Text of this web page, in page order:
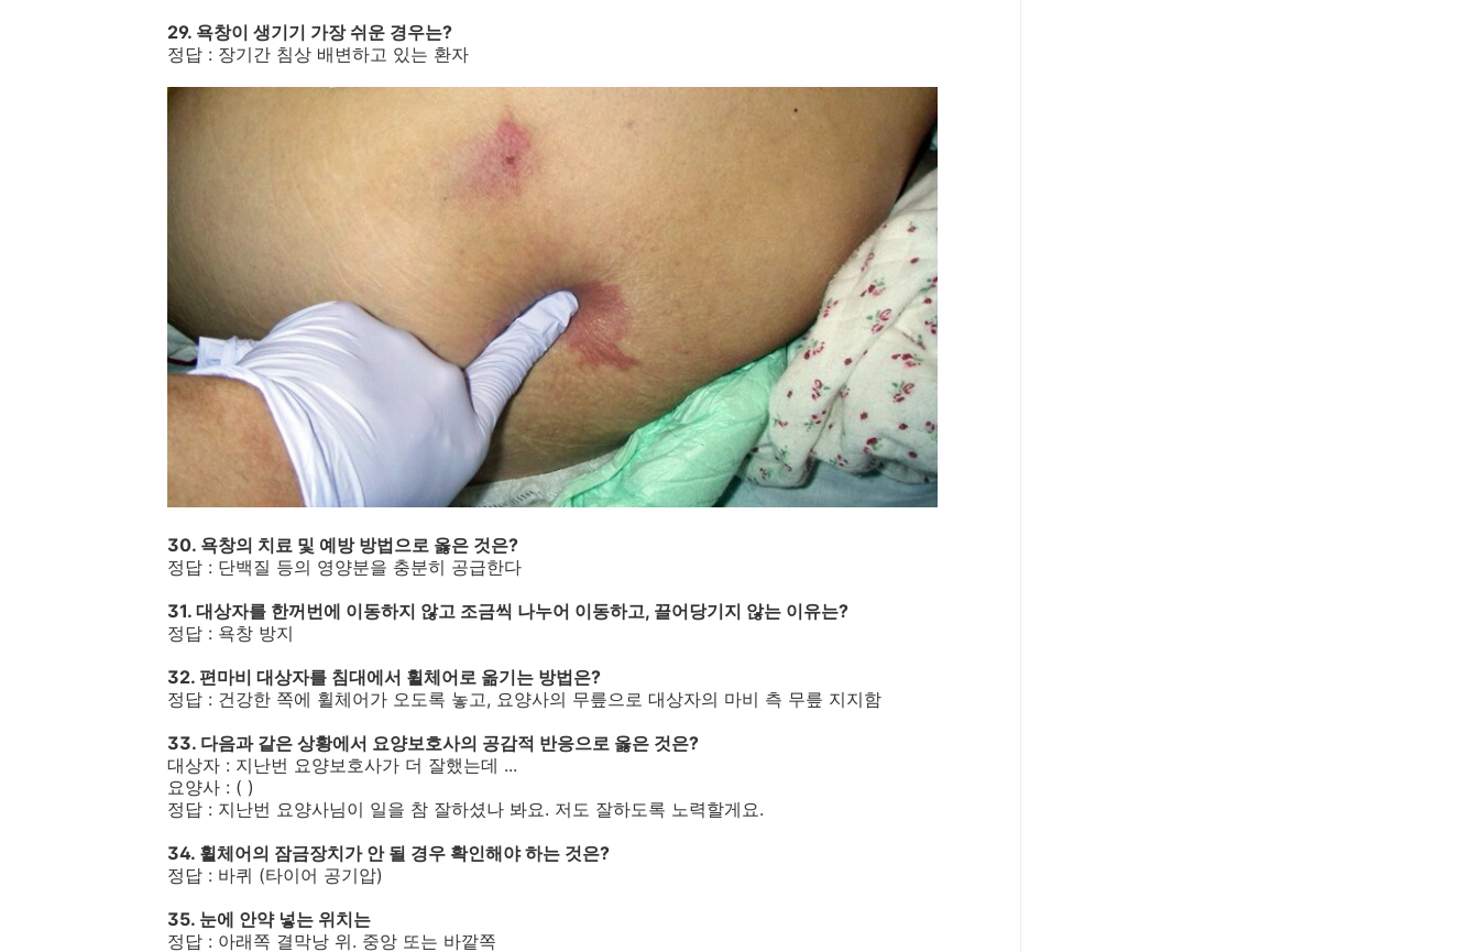
29. 욕창이 생기기 가장 쉬운 경우는?
정답 : 장기간 침상 배변하고 있는 환자
30. 욕창의 치료 및 예방 방법으로 옳은 것은?
정답 : 단백질 등의 영양분을 충분히 공급한다
31. 대상자를 한꺼번에 이동하지 않고 조금씩 나누어 이동하고, 끌어당기지 않는 이유는?
정답 : 욕창 방지
32. 편마비 대상자를 침대에서 휠체어로 옮기는 방법은?
정답 : 건강한 쪽에 휠체어가 오도록 놓고, 요양사의 무릎으로 대상자의 마비 측 무릎 지지함
33. 다음과 같은 상황에서 요양보호사의 공감적 반응으로 옳은 것은?
대상자 : 지난번 요양보호사가 더 잘했는데 ...
요양사 : ( )
정답 : 지난번 요양사님이 일을 참 잘하셨나 봐요. 저도 잘하도록 노력할게요.
34. 휠체어의 잠금장치가 안 될 경우 확인해야 하는 것은?
정답 : 바퀴 (타이어 공기압)
35. 눈에 안약 넣는 위치는
정답 : 아래쪽 결막낭 위. 중앙 또는 바깥쪽